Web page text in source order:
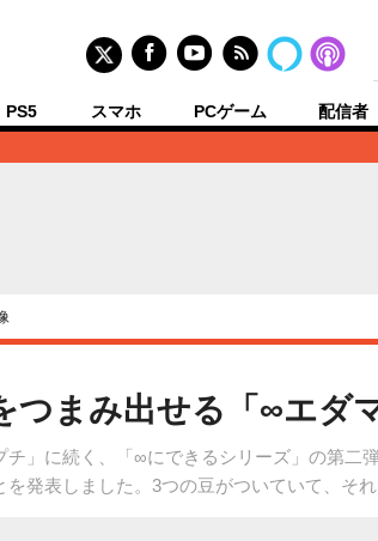
PS5 スマホ PCゲーム 配信者
つまみ出せる「∞エダ
」に続く、「∞にできるシリーズ」の第二
発表しました。3つの豆がついていて、そ